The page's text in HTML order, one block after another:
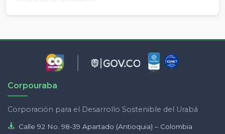
Corpouraba
Corporación para el Desarrollo Sostenible del Urabá
Calle 92 No. 98-39 Apartado (Antioquia) – Colombia